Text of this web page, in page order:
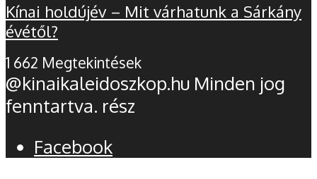
Kínai holdújév – Mit várhatunk a Sárkány
évétől?
1 662 Megtekintések
@kinaikaleidoszkop.hu Minden jog
fenntartva. rész
Facebook